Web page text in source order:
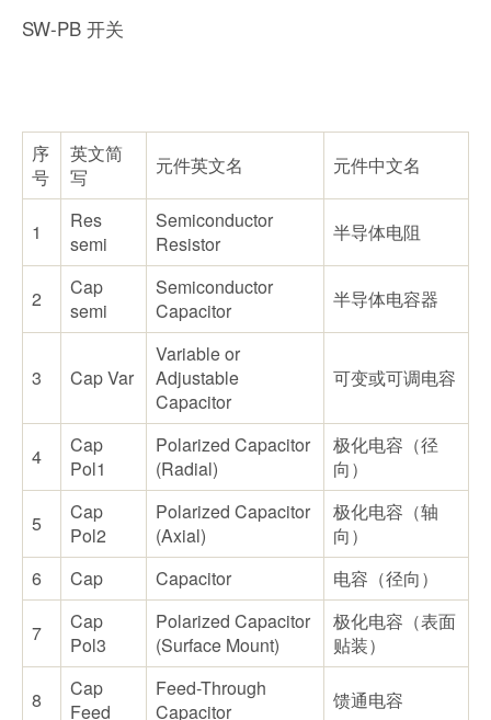
SW-PB 开关
序
号
英文简
写
元件英文名 元件中文名
1
Res
semi
Semiconductor
Resistor
半导体电阻
2
Cap
semi
Semiconductor
Capacitor
半导体电容器
3 Cap Var
Variable or
Adjustable
Capacitor
可变或可调电容
4
Cap
Pol1
Polarized Capacitor
(Radial)
极化电容（径
向）
5
Cap
Pol2
Polarized Capacitor
(Axial)
极化电容（轴
向）
6
Cap Capacitor 电容（径向）
7
Cap
Pol3
Polarized Capacitor
(Surface Mount)
极化电容（表面
贴装）
8
Cap
Feed
Feed-Through
Capacitor
馈通电容